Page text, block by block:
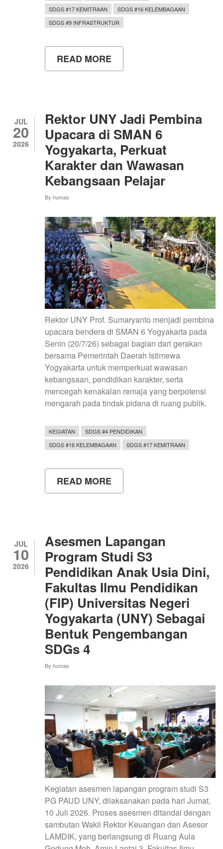
SDGS #17 KEMITRAAN
SDGS #16 KELEMBAGAAN
SDGS #9 INFRASTRUKTUR
READ MORE
UNY
PELATIHAN
TEKNIS
AI
AGENT
DASHBOARD
FOR
PUBLIC
ADMINISTRATION
JUL
20
2026
Rektor UNY Jadi Pembina
Upacara di SMAN 6
Yogyakarta, Perkuat
Karakter dan Wawasan
Kebangsaan Pelajar
By humas
Rektor UNY Prof. Sumaryanto menjadi pembina
upacara bendera di SMAN 6 Yogyakarta pada
Senin (20/7/26) sebagai bagian dari gerakan
bersama Pemerintah Daerah Istimewa
Yogyakarta untuk memperkuat wawasan
kebangsaan, pendidikan karakter, serta
mencegah kenakalan remaja yang berpotensi
mengarah pada tindak pidana di ruang publik.
KEGIATAN
SDGS #4 PENDIDIKAN
SDGS #16 KELEMBAGAAN
SDGS #17 KEMITRAAN
READ MORE
REKTOR
SMAN
6
YOGYAKARTA,
PERKUAT
KARAKTER
DAN
WAWASAN
KEBANGSAAN
PELAJAR
JUL
10
2026
Asesmen Lapangan
Program Studi S3
Pendidikan Anak Usia Dini,
Fakultas Ilmu Pendidikan
(FIP) Universitas Negeri
Yogyakarta (UNY) Sebagai
Bentuk Pengembangan
SDGs 4
By humas
Kegiatan asesmen lapangan program studi S3
PG PAUD UNY, dilaksanakan pada hari Jumat,
10 Juli 2026. Proses asesmen ditandai dengan
sambutan Wakil Rektor Keuangan dan Asesor
LAMDIK, yang berlangsung di Ruang Aula